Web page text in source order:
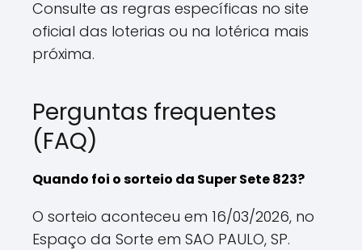
Consulte as regras específicas no site
oficial das loterias ou na lotérica mais
próxima.
Perguntas frequentes
(FAQ)
Quando foi o sorteio da Super Sete 823?
O sorteio aconteceu em 16/03/2026, no
Espaço da Sorte em SAO PAULO, SP.